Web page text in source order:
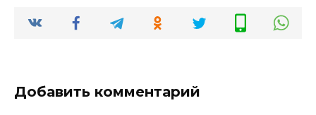
Добавить комментарий